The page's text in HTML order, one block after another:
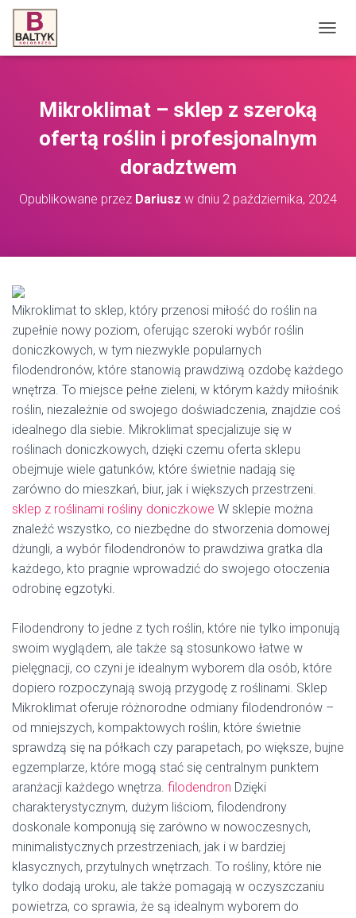
R
I
Mikroklimat – sklep z szeroką
ofertą roślin i profesjonalnym
doradztwem
Opublikowane przez Dariusz w dniu 2 października, 2024
Mikroklimat to sklep, który przenosi miłość do roślin na
zupełnie nowy poziom, oferując szeroki wybór roślin
doniczkowych, w tym niezwykle popularnych
filodendronów, które stanowią prawdziwą ozdobę każdego
wnętrza. To miejsce pełne zieleni, w którym każdy miłośnik
roślin, niezależnie od swojego doświadczenia, znajdzie coś
idealnego dla siebie. Mikroklimat specjalizuje się w
roślinach doniczkowych, dzięki czemu oferta sklepu
obejmuje wiele gatunków, które świetnie nadają się
zarówno do mieszkań, biur, jak i większych przestrzeni.
sklep z roślinami rośliny doniczkowe W sklepie można
znaleźć wszystko, co niezbędne do stworzenia domowej
dżungli, a wybór filodendronów to prawdziwa gratka dla
każdego, kto pragnie wprowadzić do swojego otoczenia
odrobinę egzotyki.
Filodendrony to jedne z tych roślin, które nie tylko imponują
swoim wyglądem, ale także są stosunkowo łatwe w
pielęgnacji, co czyni je idealnym wyborem dla osób, które
dopiero rozpoczynają swoją przygodę z roślinami. Sklep
Mikroklimat oferuje różnorodne odmiany filodendronów –
od mniejszych, kompaktowych roślin, które świetnie
sprawdzą się na półkach czy parapetach, po większe, bujne
egzemplarze, które mogą stać się centralnym punktem
aranżacji każdego wnętrza. filodendron Dzięki
charakterystycznym, dużym liściom, filodendrony
doskonale komponują się zarówno w nowoczesnych,
minimalistycznych przestrzeniach, jak i w bardziej
klasycznych, przytulnych wnętrzach. To rośliny, które nie
tylko dodają uroku, ale także pomagają w oczyszczaniu
powietrza, co sprawia, że są idealnym wyborem do